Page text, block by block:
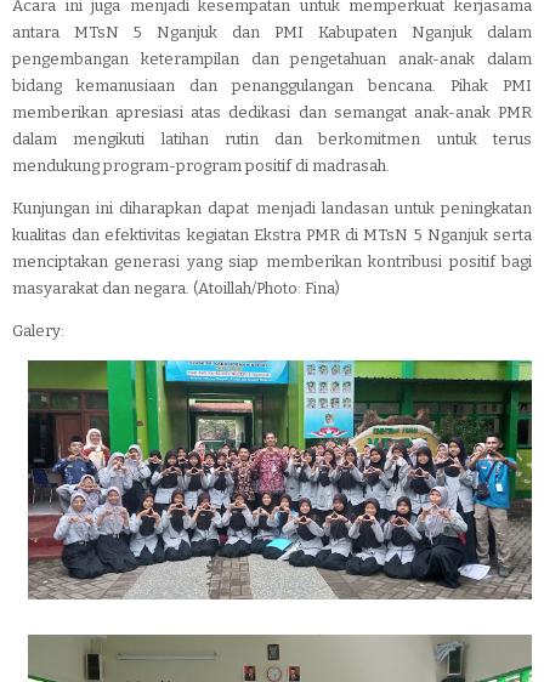
Acara ini juga menjadi kesempatan untuk memperkuat kerjasama
antara MTsN 5 Nganjuk dan PMI Kabupaten Nganjuk dalam
pengembangan keterampilan dan pengetahuan anak-anak dalam
bidang kemanusiaan dan penanggulangan bencana. Pihak PMI
memberikan apresiasi atas dedikasi dan semangat anak-anak PMR
dalam mengikuti latihan rutin dan berkomitmen untuk terus
mendukung program-program positif di madrasah.
Kunjungan ini diharapkan dapat menjadi landasan untuk peningkatan
kualitas dan efektivitas kegiatan Ekstra PMR di MTsN 5 Nganjuk serta
menciptakan generasi yang siap memberikan kontribusi positif bagi
masyarakat dan negara. (Atoillah/Photo: Fina)
Galery: